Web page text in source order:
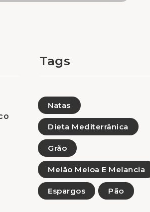
Tags
Natas
Dieta Mediterrânica
Grão
Melão Meloa E Melancia
Espargos Pão